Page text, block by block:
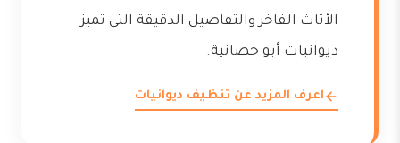
الأثاث الفاخر والتفاصيل الدقيقة التي تميز
ديوانيات أبو حصانية.
اعرف المزيد عن تنظيف ديوانيات